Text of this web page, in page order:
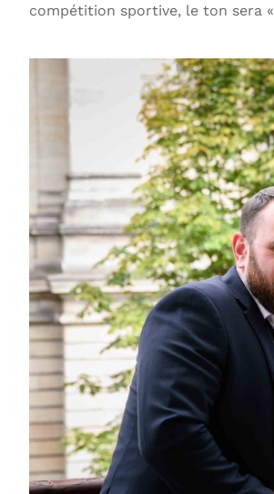
compétition sportive, le ton sera «